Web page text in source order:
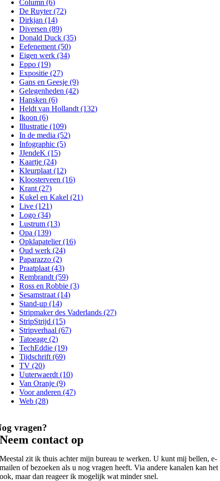
Column (6)
De Ruyter (72)
Dirkjan (14)
Diversen (89)
Donald Duck (35)
Eefenement (50)
Eigen werk (34)
Eppo (19)
Expositie (27)
Gans en Geesje (9)
Gelegenheden (42)
Hansken (6)
Heldt van Hollandt (132)
Ikoon (6)
Illustratie (109)
In de media (52)
Infographic (5)
JJendeK (15)
Kaartje (24)
Kleurplaat (12)
Kloosterveen (16)
Krant (27)
Kukel en Kakel (21)
Live (121)
Logo (34)
Lustrum (13)
Opa (139)
Opklapatelier (16)
Oud werk (24)
Paparazzo (2)
Praatplaat (43)
Rembrandt (59)
Ross en Robbie (3)
Sesamstraat (14)
Stand-up (14)
Stripmaker des Vaderlands (27)
StripStrijd (15)
Stripverhaal (67)
Tatoeage (2)
TechEddie (19)
Tijdschrift (69)
TV (20)
Uuterwaerdt (10)
Van Oranje (9)
Voor anderen (47)
Web (28)
vragen?
Neem contact op
Meestal zit ik thuis achter mijn bureau te werken. U kunt mij bellen, e-
mailen of bezoeken als u nog vragen heeft. Via andere kanalen kan het
ook, maar dan reageer ik mogelijk wat minder snel.